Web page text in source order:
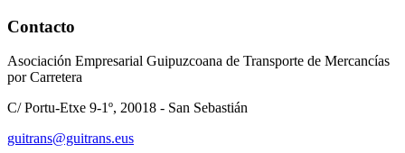
Contacto
Asociación Empresarial Guipuzcoana de Transporte de Mercancías
por Carretera
C/ Portu-Etxe 9-1º, 20018 - San Sebastián
guitrans@guitrans.eus